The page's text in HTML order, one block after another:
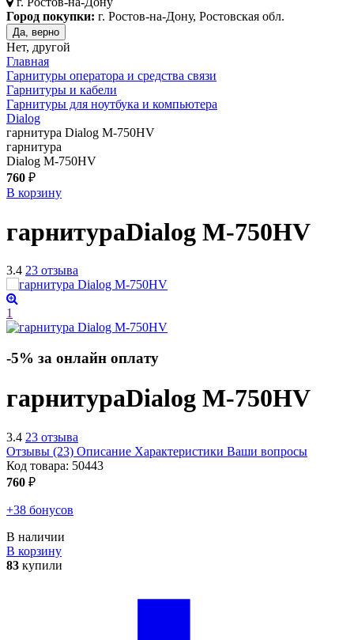
Город покупки: г. Ростов-на-Дону, Ростовская обл.
Да, верно
Нет, другой
Главная
Гарнитуры оператора и средства связи
Гарнитуры и кабели
Гарнитуры для ноутбука и компьютера
Dialog
гарнитура Dialog M-750HV
гарнитура
Dialog M-750HV
760 ₽
В корзину
гарнитураDialog M-750HV
3.4 23 отзыва
1
-5% за онлайн оплату
гарнитураDialog M-750HV
3.4 23 отзыва
Отзывы (23) Описание Характеристики Ваши вопросы
Код товара: 50443
760 ₽
+38 бонусов
В наличии
В корзину
83 купили